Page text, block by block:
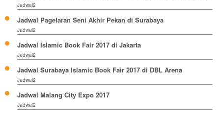
Jadwal2
Jadwal Pagelaran Seni Akhir Pekan di Surabaya
Jadwal2
Jadwal Islamic Book Fair 2017 di Jakarta
Jadwal2
Jadwal Surabaya Islamic Book Fair 2017 di DBL Arena
Jadwal2
Jadwal Malang City Expo 2017
Jadwal2